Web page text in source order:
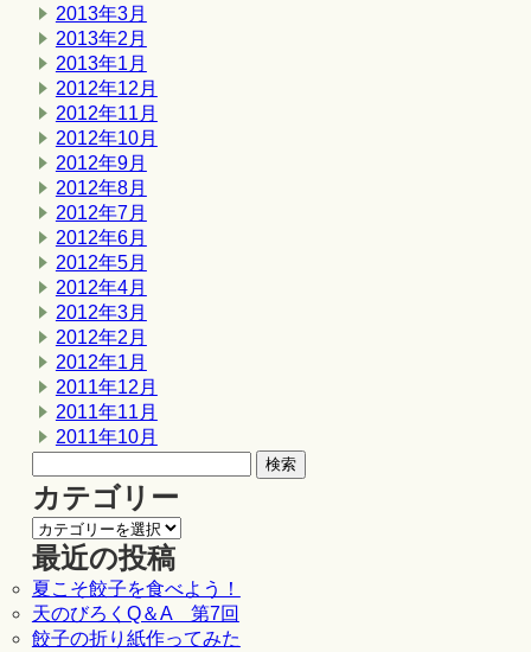
2013年3月
2013年2月
2013年1月
2012年12月
2012年11月
2012年10月
2012年9月
2012年8月
2012年7月
2012年6月
2012年5月
2012年4月
2012年3月
2012年2月
2012年1月
2011年12月
2011年11月
2011年10月
カテゴリー
最近の投稿
夏こそ餃子を食べよう！
天のびろくQ＆A 第7回
餃子の折り紙作ってみた